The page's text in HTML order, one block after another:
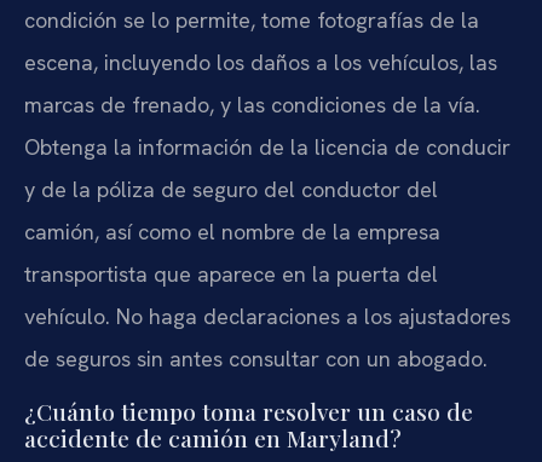
condición se lo permite, tome fotografías de la
escena, incluyendo los daños a los vehículos, las
marcas de frenado, y las condiciones de la vía.
Obtenga la información de la licencia de conducir
y de la póliza de seguro del conductor del
camión, así como el nombre de la empresa
transportista que aparece en la puerta del
vehículo. No haga declaraciones a los ajustadores
de seguros sin antes consultar con un abogado.
¿Cuánto tiempo toma resolver un caso de
accidente de camión en Maryland?